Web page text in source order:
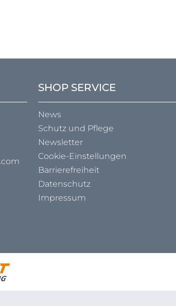
SHOP SERVICE
News
Schutz und Pflege
Newsletter
Cookie-Einstellungen
Barrierefreiheit
Datenschutz
Impressum